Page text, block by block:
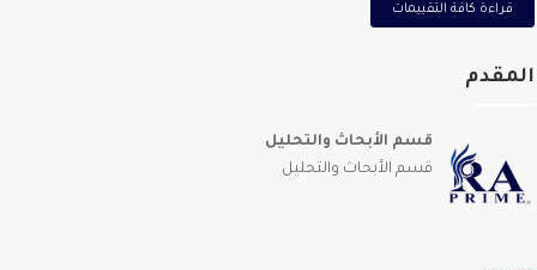
قراءة كافة التقييمات
قسم الأبحاث والتحليل
قسم الأبحاث والتحليل